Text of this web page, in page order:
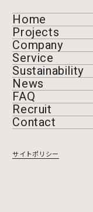
Home
Projects
Company
Service
Sustainability
News
FAQ
Recruit
Contact
サイトポリシー